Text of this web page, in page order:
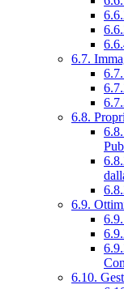
6.7.
6.8.
6.9.
6.10.